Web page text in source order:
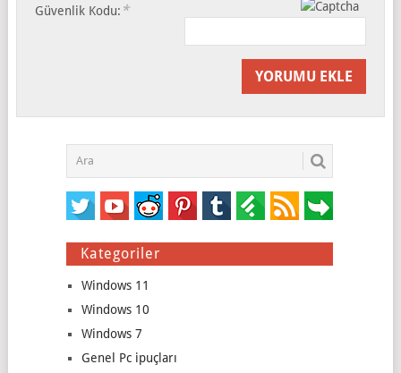
Güvenlik Kodu: *
Kategoriler
Windows 11
Windows 10
Windows 7
Genel Pc ipuçları